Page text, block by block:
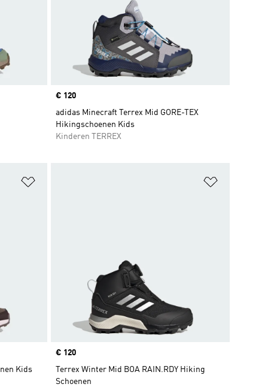
Price
€ 120
adidas Minecraft Terrex Mid GORE-TEX
Hikingschoenen Kids
Kinderen TERREX
Kids
Price
€ 120
Terrex Winter Mid BOA RAIN.RDY Hiking
Schoenen